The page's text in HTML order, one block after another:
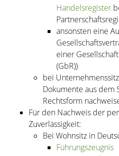
Handelsregister
ansonsten eine
einer
(GbR))
bei
Dokumente aus dem
Rechtsform
Für den Nachweis der
Zuverlässigkeit:
Bei Wohnsitz in
Führungszeugnis